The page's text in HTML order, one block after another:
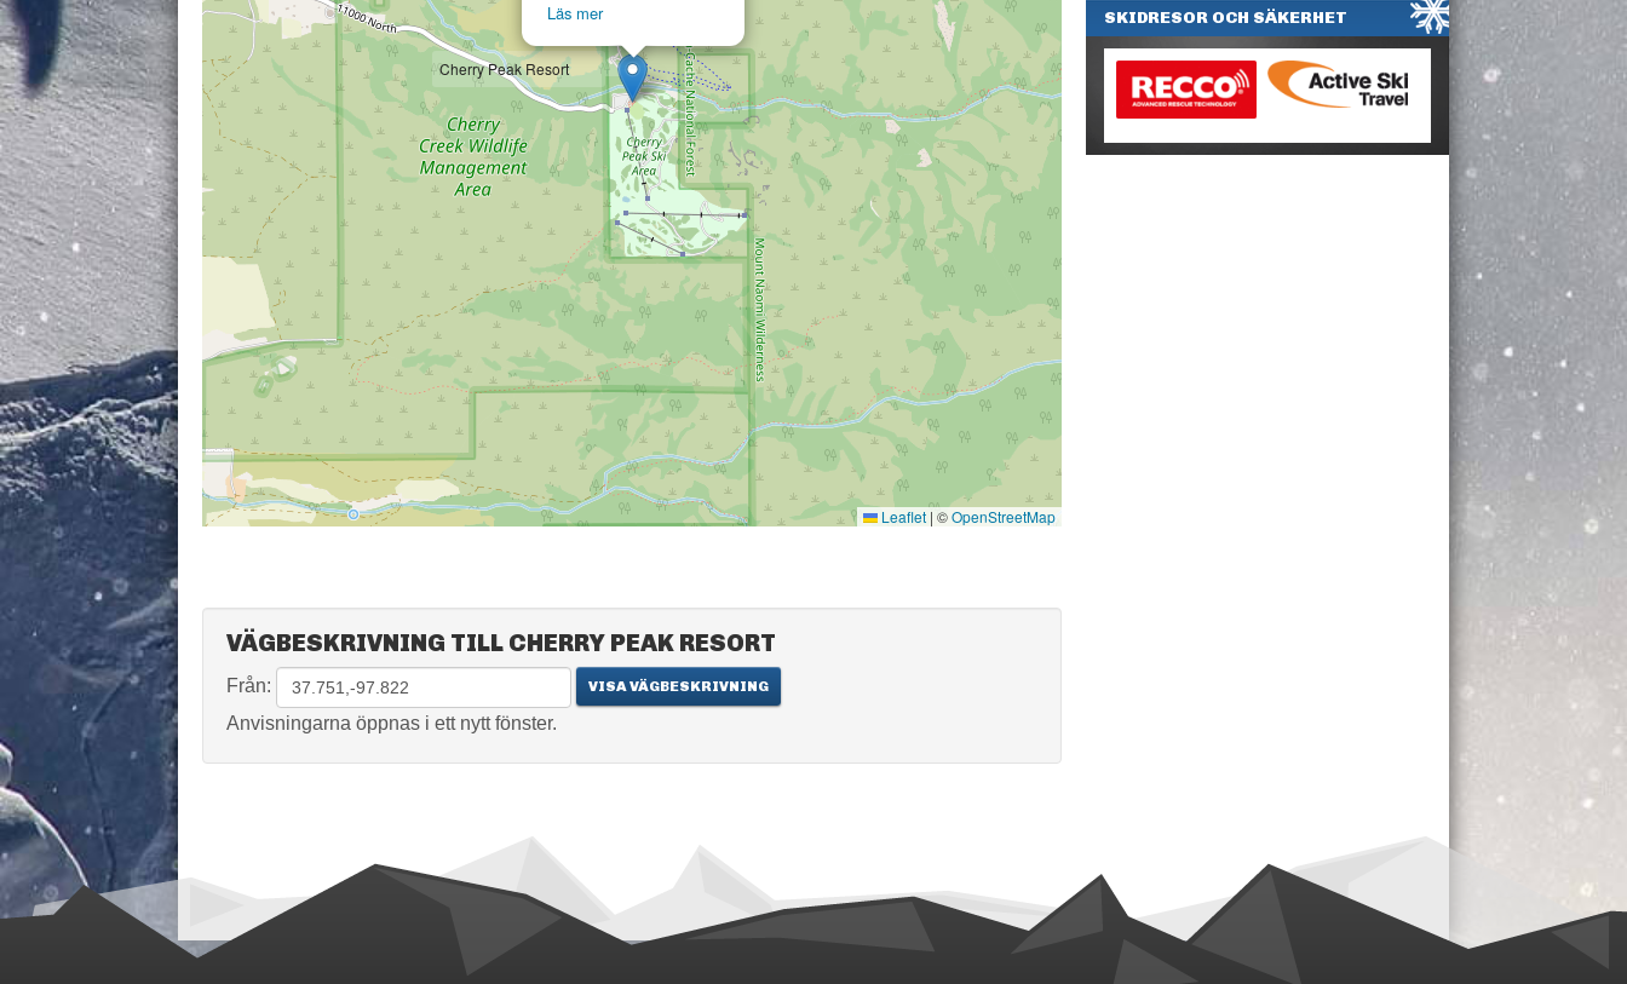
Cherry Peak Resort
Läs mer
Leaflet | ©OpenStreetMap
VÄGBESKRIVNING TILL CHERRY PEAK RESORT
Från:
Anvisningarna öppnas i ett nytt fönster.
SKIDRESOR OCH SÄKERHET